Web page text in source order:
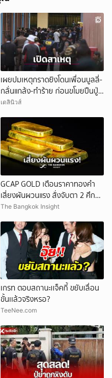
เผยปมเหตุกราดยิงโดนเพื่อนบูลลี่-
กลั่นแกล้ง-ทำร้าย ก่อนขโมยปืนปู่
ก่อเหตุ
เดลินิวส์
GCAP GOLD เตือนราคาทองคำ
เสี่ยงผันผวนแรง สั่งจับตา 2 ศึก
สำคัญ!
The Bangkok Insight
เกรท ตอบสถานะเเจ็คกี้ ขยับเลื่อน
ขั้นเเล้วจริงหรอ?
TeeNee.com